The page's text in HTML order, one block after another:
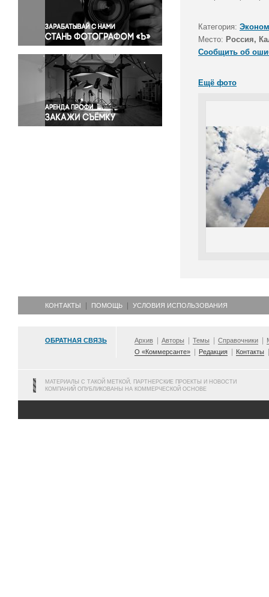
Правосудие
Происшествия и конфликты
Религия
Светская жизнь
Спорт
Экология
Экономика и бизнес
Категория:
Место: Россия,
Сообщить об
Ещё фото
КОНТАКТЫ ПОМОЩЬ УСЛОВИЯ ИСПОЛЬЗОВАНИЯ
ОБРАТНАЯ СВЯЗЬ Архив Авторы Темы Справочники
О «Коммерсанте»
Редакция Контакты
МАТЕРИАЛЫ С ТАКОЙ МЕТКОЙ, ПАРТНЕРСКИЕ ПРОЕКТЫ И НОВОСТИ
КОМПАНИЙ ОПУБЛИКОВАНЫ НА КОММЕРЧЕСКОЙ ОСНОВЕ